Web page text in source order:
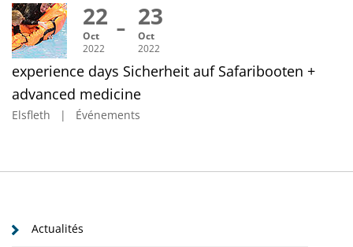
22
Oct
2022
23
Oct
2022
experience days Sicherheit auf Safaribooten +
advanced medicine
Elsfleth | Événements
Actualités